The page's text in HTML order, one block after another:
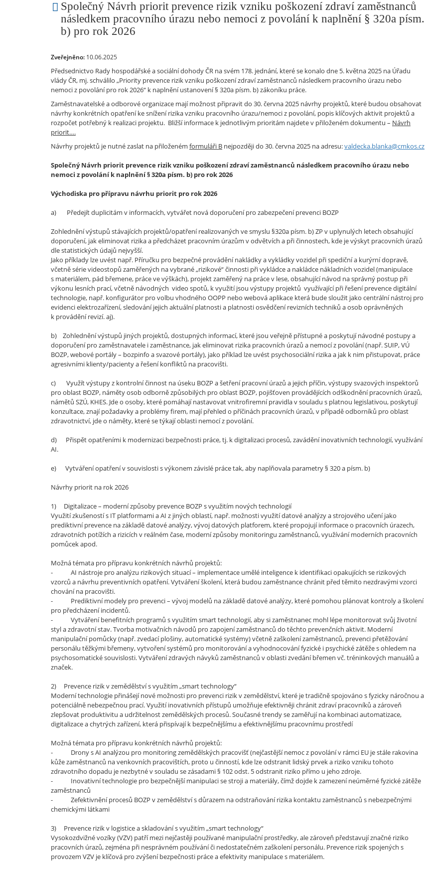
Společný Návrh priorit prevence rizik vzniku poškození zdraví zaměstnanců
následkem pracovního úrazu nebo nemoci z povolání k naplnění § 320a písm.
b) pro rok 2026
Zveřejněno: 10.06.2025
Předsednictvo Rady hospodářské a sociální dohody ČR na svém 178. jednání, které se konalo dne 5. května 2025 na Úřadu
vlády ČR, mj. schválilo „Priority prevence rizik vzniku poškození zdraví zaměstnanců následkem pracovního úrazu nebo
nemoci z povolání pro rok 2026“ k naplnění ustanovení § 320a písm. b) zákoníku práce.
Zaměstnavatelské a odborové organizace mají možnost připravit do 30. června 2025 návrhy projektů, které budou obsahovat
návrhy konkrétních opatření ke snížení rizika vzniku pracovního úrazu/nemoci z povolání, popis klíčových aktivit projektů a
rozpočet potřebný k realizaci projektu. Bližší informace k jednotlivým prioritám najdete v přiloženém dokumentu – Návrh
priorit….
Návrhy projektů je nutné zaslat na přiloženém formuláři B nejpozději do 30. června 2025 na adresu:valdecka.blanka@cmkos.cz
Společný Návrh priorit prevence rizik vzniku poškození zdraví zaměstnanců následkem pracovního úrazu nebo
nemoci z povolání k naplnění § 320a písm. b) pro rok 2026
Východiska pro přípravu návrhu priorit pro rok 2026
a) Předejít duplicitám v informacích, vytvářet nová doporučení pro zabezpečení prevenci BOZP
Zohlednění výstupů stávajících projektů/opatření realizovaných ve smyslu §320a písm. b) ZP v uplynulých letech obsahující
doporučení, jak eliminovat rizika a předcházet pracovním úrazům v odvětvích a při činnostech, kde je výskyt pracovních úrazů
dle statistických údajů nejvyšší.
Jako příklady lze uvést např. Příručku pro bezpečné provádění nakládky a vykládky vozidel při spediční a kurýrní dopravě,
včetně série videostopů zaměřených na vybrané „rizikové“ činnosti při vykládce a nakládce nákladních vozidel (manipulace
s materiálem, pád břemene, práce ve výškách), projekt zaměřený na práce v lese, obsahující návod na správný postup při
výkonu lesních prací, včetně návodných video spotů, k využití jsou výstupy projektů využívající při řešení prevence digitální
technologie, např. konfigurátor pro volbu vhodného OOPP nebo webová aplikace která bude sloužit jako centrální nástroj pro
evidenci elektrozařízení, sledování jejich aktuální platnosti a platnosti osvědčení revizních techniků a osob oprávněných
k provádění revizí. aj).
b) Zohlednění výstupů jiných projektů, dostupných informací, které jsou veřejně přístupné a poskytují návodné postupy a
doporučení pro zaměstnavatele i zaměstnance, jak eliminovat rizika pracovních úrazů a nemocí z povolání (např. SUIP, VÚ
BOZP, webové portály – bozpinfo a svazové portály), jako příklad lze uvést psychosociální rizika a jak k nim přistupovat, práce
agresivními klienty/pacienty a řešení konfliktů na pracovišti.
c) Využít výstupy z kontrolní činnost na úseku BOZP a šetření pracovní úrazů a jejich příčin, výstupy svazových inspektorů
pro oblast BOZP, náměty osob odborně způsobilých pro oblast BOZP, pojišťoven provádějících odškodnění pracovních úrazů,
námětů SZÚ, KHES. Jde o osoby, které pomáhají nastavovat vnitrofiremní pravidla v souladu s platnou legislativou, poskytují
konzultace, znají požadavky a problémy firem, mají přehled o příčinách pracovních úrazů, v případě odborníků pro oblast
zdravotnictví, jde o náměty, které se týkají oblasti nemocí z povolání.
d) Přispět opatřeními k modernizaci bezpečnosti práce, tj. k digitalizaci procesů, zavádění inovativních technologií, využívání
AI.
e) Vytváření opatření v souvislosti s výkonem závislé práce tak, aby naplňovala parametry § 320 a písm. b)
Návrhy priorit na rok 2026
1) Digitalizace – moderní způsoby prevence BOZP s využitím nových technologií
Využití zkušeností s IT platformami a AI z jiných oblastí, např. možnosti využití datové analýzy a strojového učení jako
prediktivní prevence na základě datové analýzy, vývoj datových platforem, které propojují informace o pracovních úrazech,
zdravotních potížích a rizicích v reálném čase, moderní způsoby monitoringu zaměstnanců, využívání moderních pracovních
pomůcek apod.
Možná témata pro přípravu konkrétních návrhů projektů:
- AI nástroje pro analýzu rizikových situací – implementace umělé inteligence k identifikaci opakujících se rizikových
vzorců a návrhu preventivních opatření. Vytváření školení, která budou zaměstnance chránit před těmito nezdravými vzorci
chování na pracovišti.
- Prediktivní modely pro prevenci – vývoj modelů na základě datové analýzy, které pomohou plánovat kontroly a školení
pro předcházení incidentů.
- Vytváření benefitních programů s využitím smart technologií, aby si zaměstnanec mohl lépe monitorovat svůj životní
styl a zdravotní stav. Tvorba motivačních návodů pro zapojení zaměstnanců do těchto prevenčních aktivit. Moderní
manipulační pomůcky (např. zvedací plošiny, automatické systémy) včetně zaškolení zaměstnanců, prevenci přetěžování
personálu těžkými břemeny, vytvoření systémů pro monitorování a vyhodnocování fyzické i psychické zátěže s ohledem na
psychosomatické souvislosti. Vytváření zdravých návyků zaměstnanců v oblasti zvedání břemen vč. tréninkových manuálů a
značek.
2) Prevence rizik v zemědělství s využitím „smart technology“
Moderní technologie přinášejí nové možnosti pro prevenci rizik v zemědělství, které je tradičně spojováno s fyzicky náročnou a
potenciálně nebezpečnou prací. Využití inovativních přístupů umožňuje efektivněji chránit zdraví pracovníků a zároveň
zlepšovat produktivitu a udržitelnost zemědělských procesů. Současné trendy se zaměřují na kombinaci automatizace,
digitalizace a chytrých zařízení, která přispívají k bezpečnějšímu a efektivnějšímu pracovnímu prostředí
Možná témata pro přípravu konkrétních návrhů projektů:
- Drony s AI analýzou pro monitoring zemědělských pracovišť (nejčastější nemoc z povolání v rámci EU je stále rakovina
kůže zaměstnanců na venkovních pracovištích, proto u činností, kde lze odstranit lidský prvek a riziko vzniku tohoto
zdravotního dopadu je nezbytné v souladu se zásadami § 102 odst. 5 odstranit riziko přímo u jeho zdroje.
- Inovativní technologie pro bezpečnější manipulaci se stroji a materiály, čímž dojde k zamezení neúměrné fyzické zátěže
zaměstnanců
- Zefektivnění procesů BOZP v zemědělství s důrazem na odstraňování rizika kontaktu zaměstnanců s nebezpečnými
chemickými látkami
3) Prevence rizik v logistice a skladování s využitím „smart technology“
Vysokozdvižné vozíky (VZV) patří mezi nejčastěji používané manipulační prostředky, ale zároveň představují značné riziko
pracovních úrazů, zejména při nesprávném používání či nedostatečném zaškolení personálu. Prevence rizik spojených s
provozem VZV je klíčová pro zvýšení bezpečnosti práce a efektivity manipulace s materiálem.